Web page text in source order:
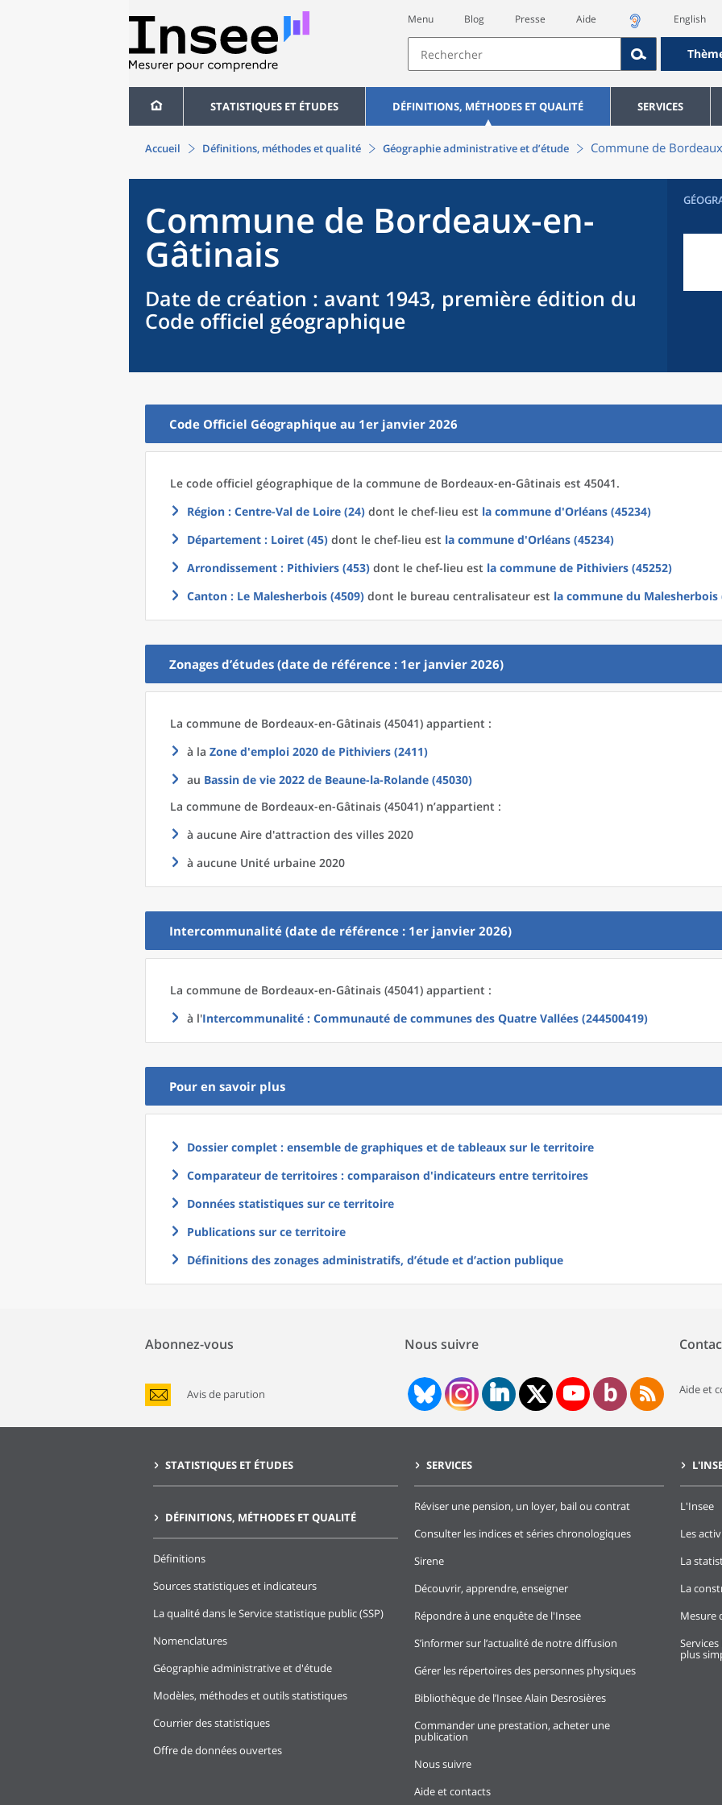
Menu Blog Presse Aide English
STATISTIQUES ET ÉTUDES DÉFINITIONS, MÉTHODES ET QUALITÉ SERVICES
Accueil Définitions, méthodes et qualité Géographie administrative et d’étude Commune de
Commune de Bordeaux-en-
Gâtinais
Date de création : avant 1943, première édition du
Code officiel géographique
Code Officiel Géographique au 1er janvier 2026
Le code officiel géographique de la commune de Bordeaux-en-Gâtinais est 45041.
Région : Centre-Val de Loire (24) dont le chef-lieu est la commune d'Orléans (45234)
Département : Loiret (45) dont le chef-lieu est la commune d'Orléans (45234)
Arrondissement : Pithiviers (453) dont le chef-lieu est la commune de Pithiviers (45252)
Canton : Le Malesherbois (4509) dont le bureau centralisateur est la commune du Malesherbois
Zonages d’études (date de référence : 1er janvier 2026)
La commune de Bordeaux-en-Gâtinais (45041) appartient :
à la Zone d'emploi 2020 de Pithiviers (2411)
au Bassin de vie 2022 de Beaune-la-Rolande (45030)
La commune de Bordeaux-en-Gâtinais (45041) n’appartient :
à aucune Aire d'attraction des villes 2020
à aucune Unité urbaine 2020
Intercommunalité (date de référence : 1er janvier 2026)
La commune de Bordeaux-en-Gâtinais (45041) appartient :
à l'Intercommunalité : Communauté de communes des Quatre Vallées (244500419)
Pour en savoir plus
Dossier complet : ensemble de graphiques et de tableaux sur le territoire
Comparateur de territoires : comparaison d'indicateurs entre territoires
Données statistiques sur ce territoire
Publications sur ce territoire
Définitions des zonages administratifs, d’étude et d’action publique
Abonnez-vous
Avis de parution
Nous suivre
Aide et
STATISTIQUES ET ÉTUDES
DÉFINITIONS, MÉTHODES ET QUALITÉ
Définitions
Sources statistiques et indicateurs
La qualité dans le Service statistique public (SSP)
Nomenclatures
Géographie administrative et d'étude
Modèles, méthodes et outils statistiques
Courrier des statistiques
Offre de données ouvertes
SERVICES
Réviser une pension, un loyer, bail ou contrat
Consulter les indices et séries chronologiques
Sirene
Découvrir, apprendre, enseigner
Répondre à une enquête de l'Insee
S’informer sur l’actualité de notre diffusion
Gérer les répertoires des personnes physiques
Bibliothèque de l’Insee Alain Desrosières
Commander une prestation, acheter une
publication
Nous suivre
Aide et contacts
L'Insee
Les
La
La
Mesure
plus